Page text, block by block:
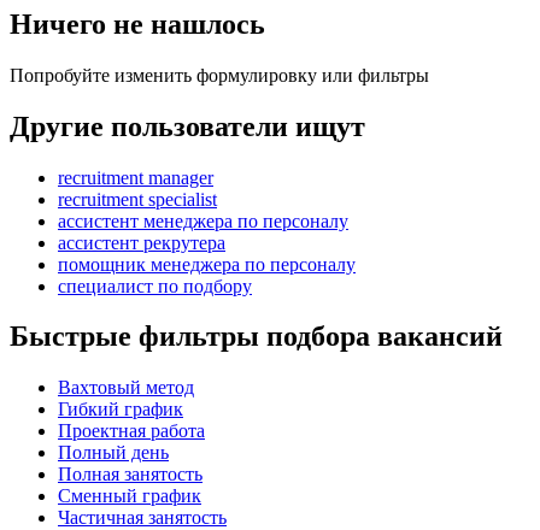
Ничего не нашлось
Попробуйте изменить формулировку или фильтры
Другие пользователи ищут
recruitment manager
recruitment specialist
ассистент менеджера по персоналу
ассистент рекрутера
помощник менеджера по персоналу
специалист по подбору
Быстрые фильтры подбора вакансий
Вахтовый метод
Гибкий график
Проектная работа
Полный день
Полная занятость
Сменный график
Частичная занятость